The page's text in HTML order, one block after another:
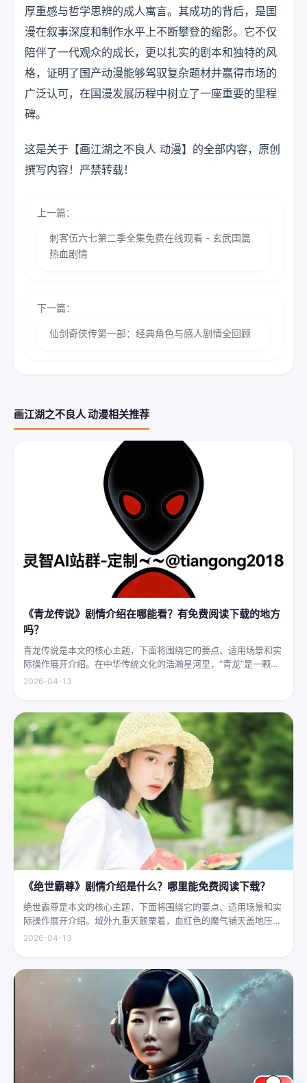
厚重感与哲学思辨的成人寓言。其成功的背后，是国
漫在叙事深度和制作水平上不断攀登的缩影。它不仅
陪伴了一代观众的成长，更以扎实的剧本和独特的风
格，证明了国产动漫能够驾驭复杂题材并赢得市场的
广泛认可，在国漫发展历程中树立了一座重要的里程
碑。
这是关于【画江湖之不良人 动漫】的全部内容，原创
撰写内容！严禁转载！
上一篇：
刺客伍六七第二季全集免费在线观看 - 玄武国篇
热血剧情
下一篇：
仙剑奇侠传第一部：经典角色与感人剧情全回顾
画江湖之不良人 动漫相关推荐
《青龙传说》剧情介绍在哪能看？有免费阅读下载的地方
吗？
青龙传说是本文的核心主题，下面将围绕它的要点、适用场景和实
际操作展开介绍。在中华传统文化的浩瀚星河里，“青龙”是一颗璀
璨夺目的明珠，它与白虎、朱雀、玄武并称“四灵”，雄踞东方，是
2026-04-13
《绝世霸尊》剧情介绍是什么？哪里能免费阅读下载？
绝世霸尊是本文的核心主题，下面将围绕它的要点、适用场景和实
际操作展开介绍。域外九重天颤栗着，血红色的魔气铺天盖地压向
人间界最后一道防线——诛仙阵。阵中百万仙神联军已是强弩之
2026-04-13